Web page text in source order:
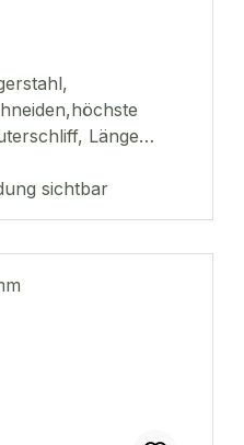
Länge
sichtbar